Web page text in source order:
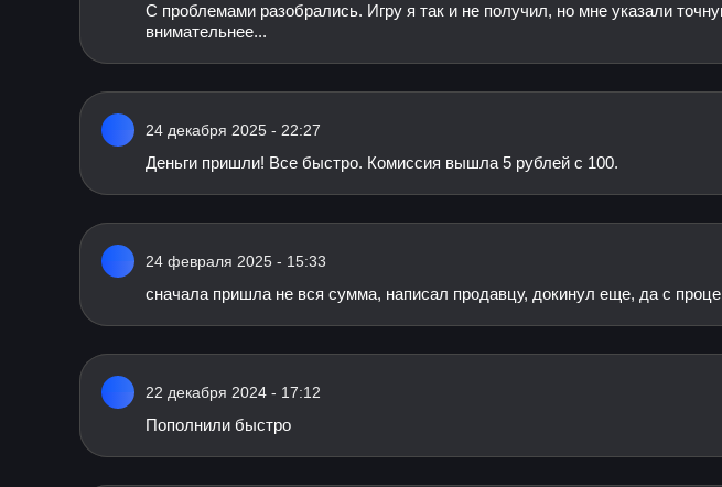
С проблемами разобрались. Игру я так и не получил, но мне указали
внимательнее...
24 декабря 2025 - 22:27
Деньги пришли! Все быстро. Комиссия вышла 5 рублей с 100.
24 февраля 2025 - 15:33
сначала пришла не вся сумма, написал продавцу, докинул еще, да с
22 декабря 2024 - 17:12
Пополнили быстро